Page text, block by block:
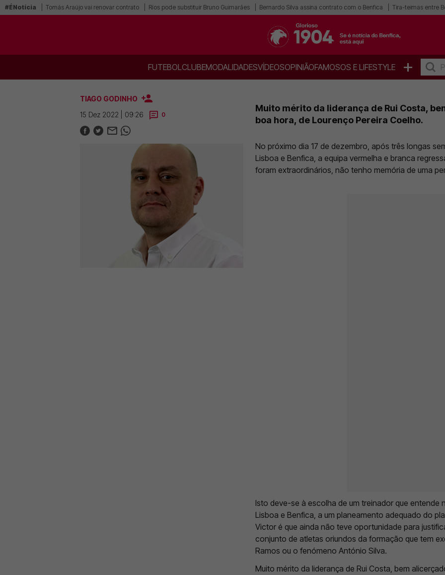
#ÉNotícia Tomás Araújo vai renovar contrato Ríos pode substituir Bruno Guimarães Bernardo Silva assina contrato com o Benfica Tira-teimas entre
FUTEBOLCLUBEMODALIDADESVÍDEOSOPINIÃOFAMOSOS E LIFESTYLE +
TIAGO GODINHO
15 Dez 2022 | 09:26
0
Muito mérito da liderança de Rui Costa,
boa hora, de Lourenço Pereira Coelho.
No próximo dia 17 de dezembro, após três longas
Lisboa e Benfica, a equipa vermelha e branca
foram extraordinários, não tenho memória de uma
Isto deve-se à escolha de um treinador que
Lisboa e Benfica, a um planeamento adequado do
Victor é que ainda não teve oportunidade para
conjunto de atletas oriundos da formação que tem
Ramos ou o fenómeno António Silva.
Muito mérito da liderança de Rui Costa, bem